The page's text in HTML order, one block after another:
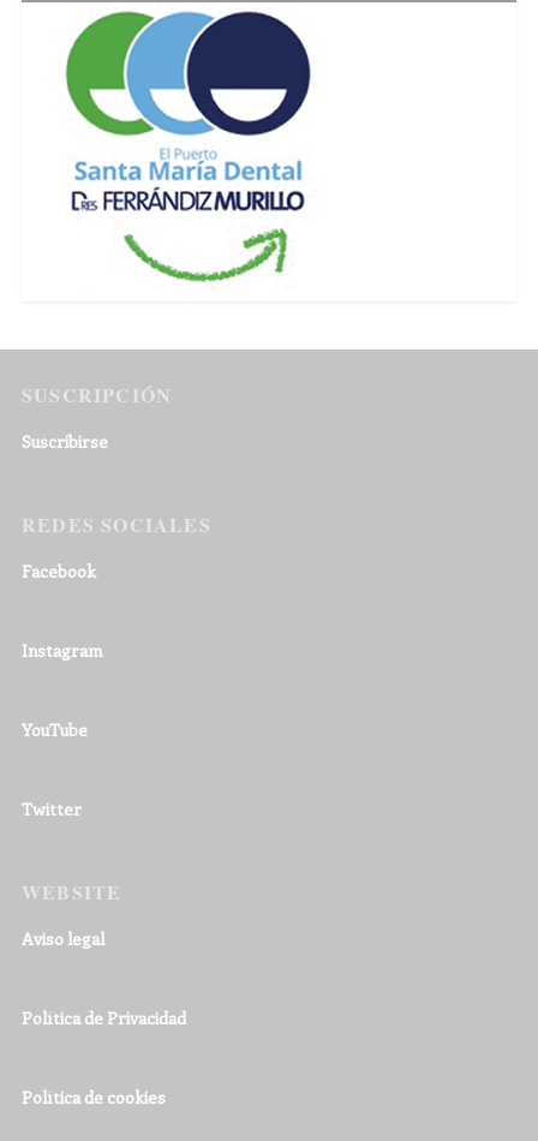
SUSCRIPCIÓN
Suscribirse
REDES SOCIALES
Facebook
Instagram
YouTube
Twitter
WEBSITE
Aviso legal
Política de Privacidad
Política de cookies